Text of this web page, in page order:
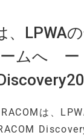
、LPWA
ームへ ー
は、